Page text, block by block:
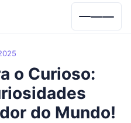
Menu
o Curioso:
do Mundo!